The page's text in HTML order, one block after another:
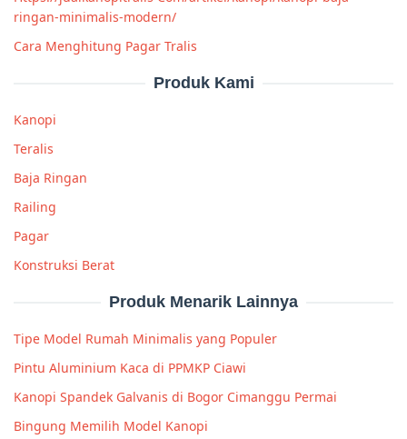
ringan-minimalis-modern/
Cara Menghitung Pagar Tralis
Produk Kami
Kanopi
Teralis
Baja Ringan
Railing
Pagar
Konstruksi Berat
Produk Menarik Lainnya
Tipe Model Rumah Minimalis yang Populer
Pintu Aluminium Kaca di PPMKP Ciawi
Kanopi Spandek Galvanis di Bogor Cimanggu Permai
Bingung Memilih Model Kanopi